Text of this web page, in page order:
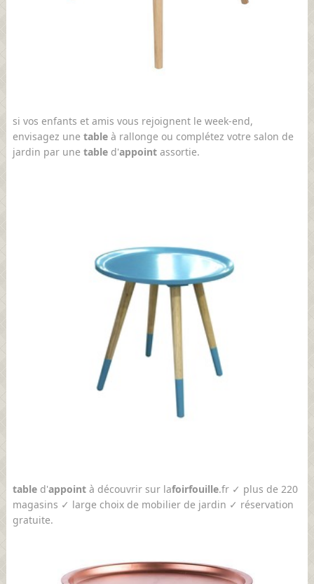
si vos enfants et amis vous rejoignent le week-end,
envisagez une tableà rallonge ou complétez votre salon de
jardin par une tabled'appointassortie.
tabled'appointà découvrir sur lafoirfouille.fr ✓ plus de 220
magasins ✓ large choix de mobilier de jardin ✓ réservation
gratuite.